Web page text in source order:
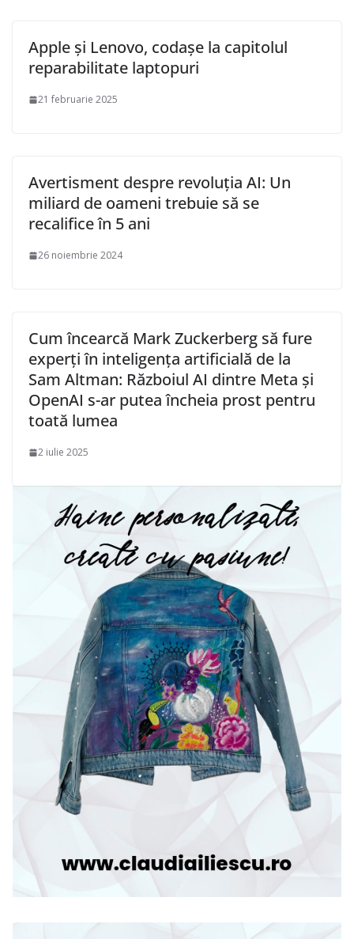
Apple și Lenovo, codașe la capitolul
reparabilitate laptopuri
21 februarie 2025
Avertisment despre revoluția AI: Un
miliard de oameni trebuie să se
recalifice în 5 ani
26 noiembrie 2024
Cum încearcă Mark Zuckerberg să fure
experți în inteligența artificială de la
Sam Altman: Războiul AI dintre Meta și
OpenAI s-ar putea încheia prost pentru
toată lumea
2 iulie 2025